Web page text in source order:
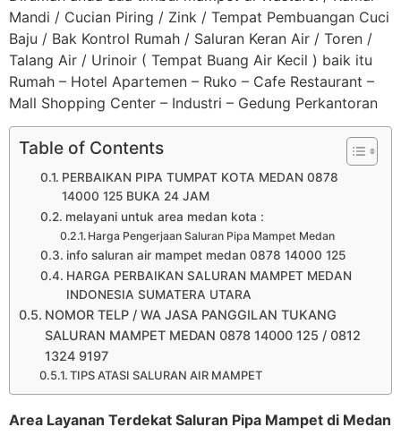
Mandi / Cucian Piring / Zink / Tempat Pembuangan Cuci
Baju / Bak Kontrol Rumah / Saluran Keran Air / Toren /
Talang Air / Urinoir ( Tempat Buang Air Kecil ) baik itu
Rumah – Hotel Apartemen – Ruko – Cafe Restaurant –
Mall Shopping Center – Industri – Gedung Perkantoran
Table of Contents
PERBAIKAN PIPA TUMPAT KOTA MEDAN 0878
14000 125 BUKA 24 JAM
melayani untuk area medan kota :
Harga Pengerjaan Saluran Pipa Mampet Medan
info saluran air mampet medan 0878 14000 125
HARGA PERBAIKAN SALURAN MAMPET MEDAN
INDONESIA SUMATERA UTARA
NOMOR TELP / WA JASA PANGGILAN TUKANG
SALURAN MAMPET MEDAN 0878 14000 125 / 0812
1324 9197
TIPS ATASI SALURAN AIR MAMPET
Area Layanan Terdekat Saluran Pipa Mampet di Medan